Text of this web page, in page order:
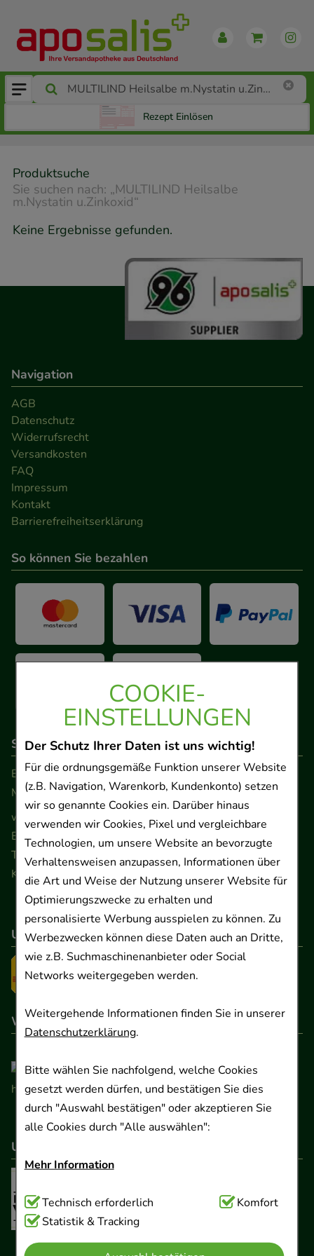
COOKIE-
EINSTELLUNGEN
Der Schutz Ihrer Daten ist uns wichtig!
Für die ordnungsgemäße Funktion unserer Website
(z.B. Navigation, Warenkorb, Kundenkonto) setzen
wir so genannte Cookies ein. Darüber hinaus
verwenden wir Cookies, Pixel und vergleichbare
Technologien, um unsere Website an bevorzugte
Verhaltensweisen anzupassen, Informationen über
die Art und Weise der Nutzung unserer Website für
Optimierungszwecke zu erhalten und
personalisierte Werbung ausspielen zu können. Zu
Werbezwecken können diese Daten auch an Dritte,
wie z.B. Suchmaschinenanbieter oder Social
Networks weitergegeben werden.
Weitergehende Informationen finden Sie in unserer
Datenschutzerklärung.
Bitte wählen Sie nachfolgend, welche Cookies
gesetzt werden dürfen, und bestätigen Sie dies
durch "Auswahl bestätigen" oder akzeptieren Sie
alle Cookies durch "Alle auswählen":
Mehr Information
Technisch Notwendig:Hierbei handelt es sich um
Cookies, die für die Grundfunktionen unserer
Website notwendig sind (z.B. Navigation,
Technisch erforderlich
Komfort
Statistik & Tracking
Rezept Einlösen
Produktsuche
Sie suchen nach: „MULTILIND Heilsalbe
m.Nystatin u.Zinkoxid“
Keine Ergebnisse gefunden.
Navigation
AGB
Datenschutz
Widerrufsrecht
Versandkosten
FAQ
Impressum
Kontakt
Barrierefreiheitserklärung
So können Sie bezahlen
So erreichen Sie uns
Beratung und Kundenservice:
Montag - Freitag von 9.00 bis 17.00 Uhr
www.ApoSalis.de · E-Mail: info@ApoSalis.de
Ernst-August-Platz 2 · 30159 Hannover
Telefon 0511 89 71 80 0 · Fax 0511 89 71 80 11
Kontaktformular
Unser Versanddienstleister
Wir sind hier gelistet
Unser Netzwerk